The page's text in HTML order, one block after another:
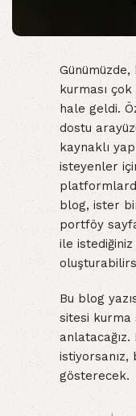
kurması
hale geldi.
dostu
kaynaklı
isteyenler
blog, ister
portföy
ile
Bu blog
sitesi kurma
gösterecek.